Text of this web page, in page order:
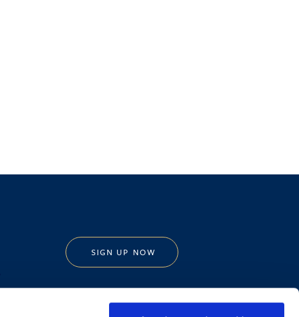
SIGN UP NOW